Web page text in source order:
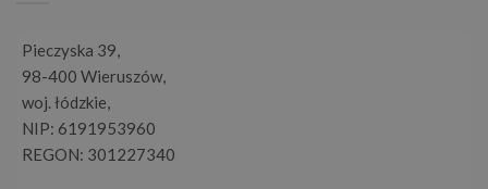
Pieczyska 39,
98-400 Wieruszów,
woj. łódzkie,
NIP: 6191953960
REGON: 301227340